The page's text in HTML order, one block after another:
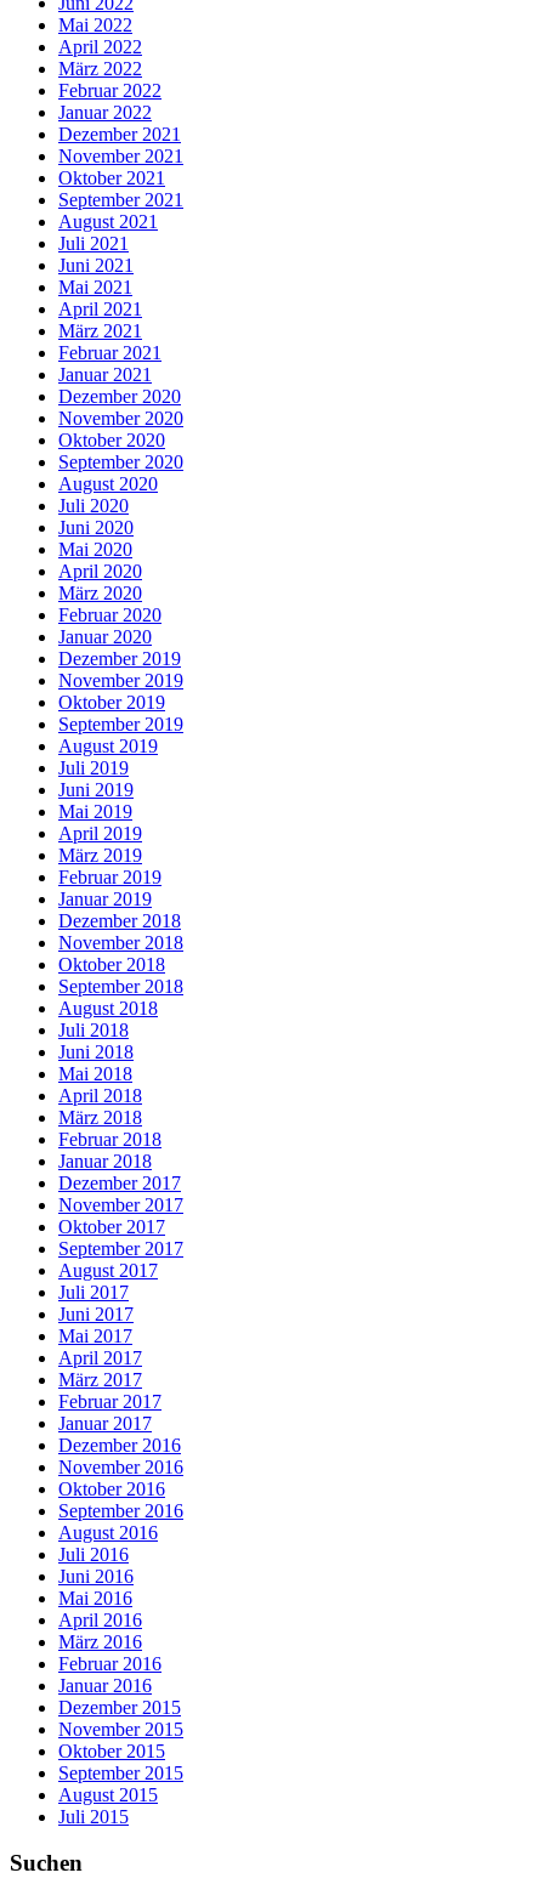
Mai 2022
April 2022
März 2022
Februar 2022
Januar 2022
Dezember 2021
November 2021
Oktober 2021
September 2021
August 2021
Juli 2021
Juni 2021
Mai 2021
April 2021
März 2021
Februar 2021
Januar 2021
Dezember 2020
November 2020
Oktober 2020
September 2020
August 2020
Juli 2020
Juni 2020
Mai 2020
April 2020
März 2020
Februar 2020
Januar 2020
Dezember 2019
November 2019
Oktober 2019
September 2019
August 2019
Juli 2019
Juni 2019
Mai 2019
April 2019
März 2019
Februar 2019
Januar 2019
Dezember 2018
November 2018
Oktober 2018
September 2018
August 2018
Juli 2018
Juni 2018
Mai 2018
April 2018
März 2018
Februar 2018
Januar 2018
Dezember 2017
November 2017
Oktober 2017
September 2017
August 2017
Juli 2017
Juni 2017
Mai 2017
April 2017
März 2017
Februar 2017
Januar 2017
Dezember 2016
November 2016
Oktober 2016
September 2016
August 2016
Juli 2016
Juni 2016
Mai 2016
April 2016
März 2016
Februar 2016
Januar 2016
Dezember 2015
November 2015
Oktober 2015
September 2015
August 2015
Juli 2015
Suchen